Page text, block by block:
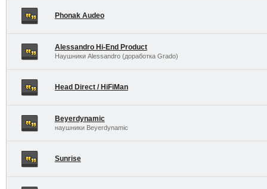
Phonak Audeo
Alessandro Hi-End Product
Наушники Alessandro (доработка Grado)
Head Direct / HiFiMan
Beyerdynamic
наушники Beyerdynamic
Sunrise